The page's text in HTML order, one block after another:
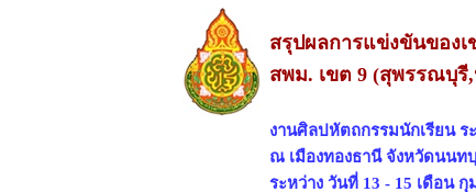
สรุปผลการแข่งขันของ
สพม. เขต 9 (สุพรรณบุ
งานศิลปหัตถกรรมนักเรียน ร
ณ เมืองทองธานี จังหวัดนนท
ระหว่าง วันที่ 13 - 15 เดือน